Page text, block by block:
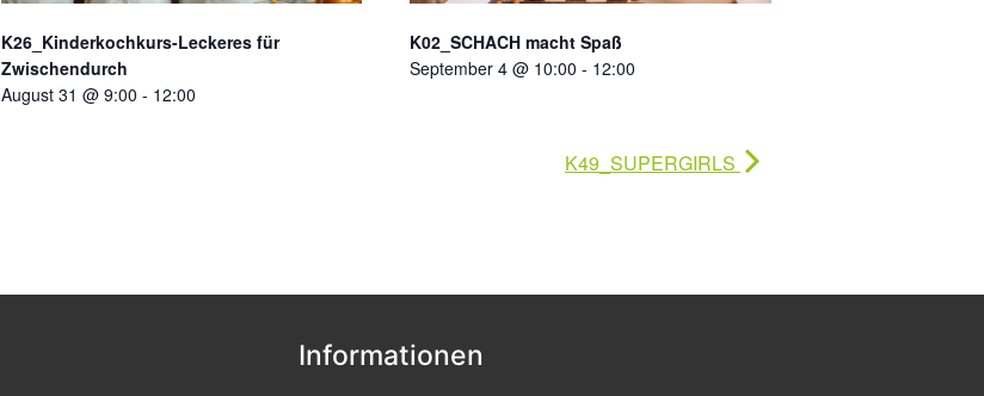
K26_Kinderkochkurs-Leckeres für
Zwischendurch
August 31 @ 9:00 - 12:00
K02_SCHACH macht Spaß
September 4 @ 10:00 - 12:00
K49_SUPERGIRLS
Informationen